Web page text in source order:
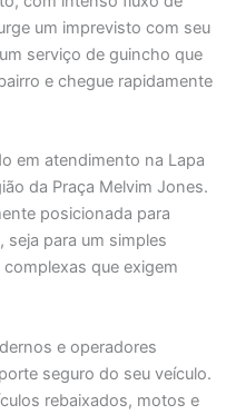
um imprevisto com seu
serviço de guincho que
e chegue rapidamente
em atendimento na Lapa
da Praça Melvim Jones.
posicionada para
para um simples
que exigem
e operadores
seguro do seu veículo.
rebaixados, motos e